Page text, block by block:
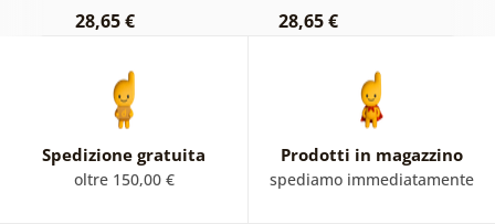
28,65 € 28,65 €
Spedizione gratuita
oltre 150,00 €
Prodotti in magazzino
spediamo immediatamente